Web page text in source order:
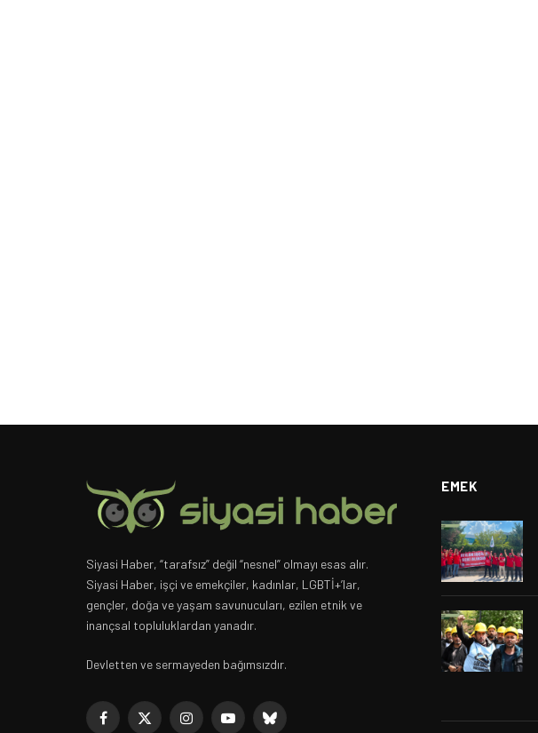
Siyasi Haber, “tarafsız” değil “nesnel” olmayı esas alır.
Siyasi Haber, işçi ve emekçiler, kadınlar, LGBTİ+’lar,
gençler, doğa ve yaşam savunucuları, ezilen etnik ve
inançsal topluluklardan yanadır.
Devletten ve sermayeden bağımsızdır.
Facebook
X InstagramYouTubeBluesky
EMEK